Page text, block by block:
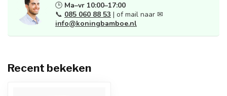
🕒 Ma–vr 10:00–17:00
📞 085 060 88 53 | of mail naar ✉
info@koningbamboe.nl
Recent bekeken